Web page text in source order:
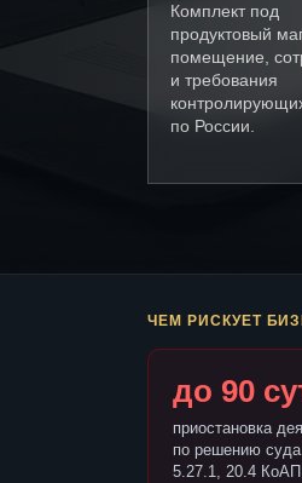
Комплект под
продуктовый
помещение,
и требования
по России.
ЧЕМ РИСКУЕТ
до 90
приостановка
по решению
5.27.1, 20.4